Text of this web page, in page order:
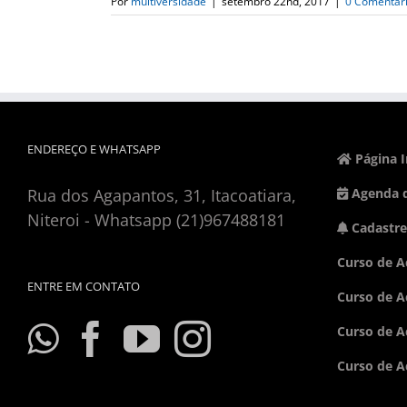
ENDEREÇO E WHATSAPP
Rua dos Agapantos, 31, Itacoatiara,
Niteroi - Whatsapp (21)967488181
ENTRE EM CONTATO
Página
Agenda
Curso de
Curso de
Curso de
Curso de